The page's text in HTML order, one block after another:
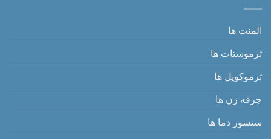
المنت ها
ترموستات ها
ترموکوپل ها
جرقه زن ها
سنسور دما ها